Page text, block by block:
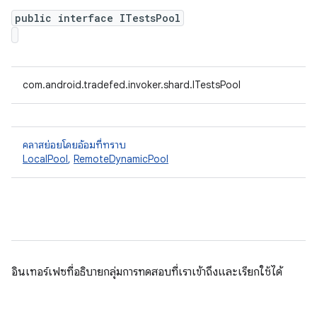
public interface ITestsPool
com.android.tradefed.invoker.shard.ITestsPool
คลาสย่อยโดยอ้อมที่ทราบ
LocalPool, RemoteDynamicPool
อินเทอร์เฟซที่อธิบายกลุ่มการทดสอบที่เราเข้าถึงและเรียกใช้ได้